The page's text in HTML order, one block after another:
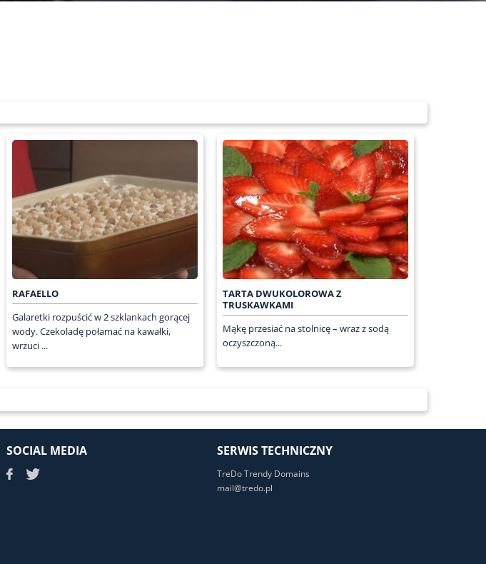
RAFAELLO
Galaretki rozpuścić w 2 szklankach gorącej
wody. Czekoladę połamać na kawałki,
wrzuci ...
TARTA DWUKOLOROWA Z
TRUSKAWKAMI
Mąkę przesiać na stolnicę – wraz z sodą
oczyszczoną...
SOCIAL MEDIA SERWIS TECHNICZNY
TreDo Trendy Domains
mail@tredo.pl